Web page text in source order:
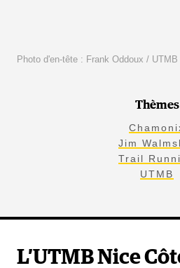
Photo d'en-tête : Frank Oddoux / UTMB
Thèmes
Jim
Trail
UTMB
L’UTMB Nice